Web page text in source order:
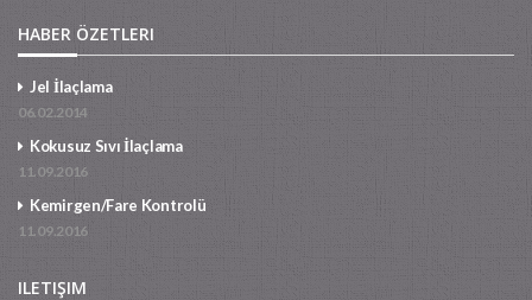
HABER ÖZETLERI
Jel İlaçlama
06.02.2014
Kokusuz Sıvı İlaçlama
11.09.2016
Kemirgen/Fare Kontrolü
11.09.2016
ILETIŞIM